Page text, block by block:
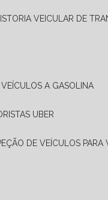
VEICULAR DE
VEÍCULOS A GASOLINA
UBER
DE VEÍCULOS PARA